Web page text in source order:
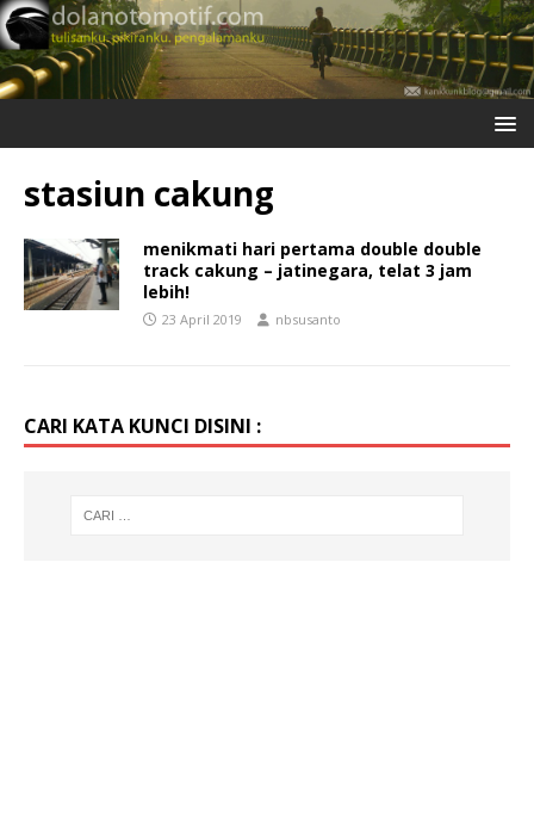
stasiun cakung
menikmati hari pertama double double
track cakung – jatinegara, telat 3 jam
lebih!
23 April 2019 nbsusanto
CARI KATA KUNCI DISINI :